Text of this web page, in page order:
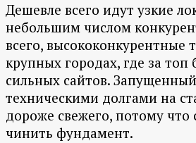
Дешевле всего идут узкие
небольшим числом
всего, высококонкурентные
крупных городах, где за топ
сильных сайтов.
техническими долгами на
дороже свежего, потому что
чинить фундамент.